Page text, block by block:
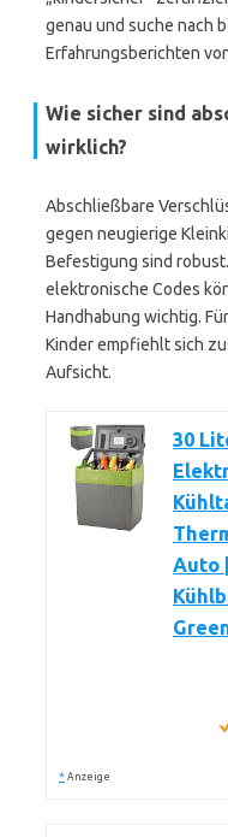
genau und suche nach
Erfahrungsberichten
Wie sicher sind
wirklich?
Abschließbare
gegen neugierige
Befestigung sind
elektronische Codes
Handhabung wichtig.
Kinder empfiehlt sich
Aufsicht.
30
Auto
* Anzeige